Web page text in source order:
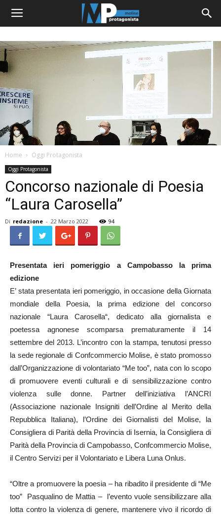
Home Oggi Protagonista
Oggi Protagonista
Concorso nazionale di Poesia
“Laura Carosella”
Di redazione - 22 Marzo 2022 94
Presentata ieri pomeriggio a Campobasso la prima
edizione
E’ stata presentata ieri pomeriggio, in occasione della Giornata
mondiale della Poesia, la prima edizione del concorso
nazionale “Laura Carosella“, dedicato alla giornalista e
poetessa agnonese scomparsa prematuramente il 14
settembre del 2013. L’incontro con la stampa, tenutosi presso
la sede regionale di Confcommercio Molise, è stato promosso
dall’Organizzazione di volontariato “Me too”, nata con lo scopo
di promuovere eventi culturali e di sensibilizzazione contro
violenza sulle donne. Partner dell’iniziativa l’ANCRI
(Associazione nazionale Insigniti dell’Ordine al Merito della
Repubblica Italiana), l’Ordine dei Giornalisti del Molise, la
Consigliera di Parità della Provincia di Isernia, la Consigliera di
Parità della Provincia di Campobasso, Confcommercio Molise,
il Centro Servizi per il Volontariato e Libera Luna Onlus.
“Oltre a promuovere la poesia – ha ribadito il presidente di “Me
too” Pasqualino de Mattia – l’evento vuole sensibilizzare alla
lotta contro la violenza di genere, mantenere vivo il ricordo di